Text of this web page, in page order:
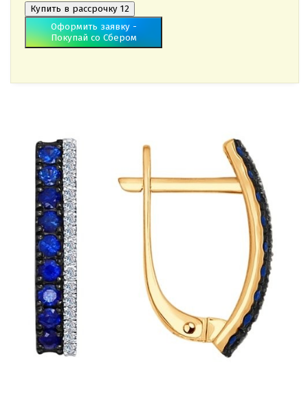
Купить в рассрочку 12
Оформить заявку -
Покупай со Сбером